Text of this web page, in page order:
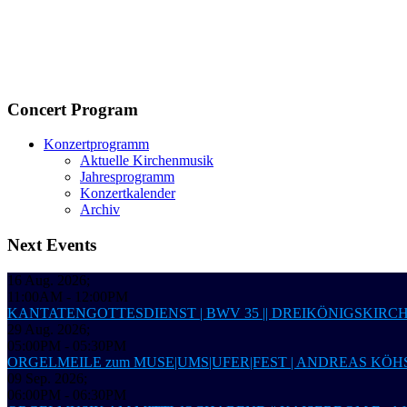
Concert Program
Konzertprogramm
Aktuelle Kirchenmusik
Jahresprogramm
Konzertkalender
Archiv
Next Events
16 Aug. 2026;
11:00AM - 12:00PM
KANTATENGOTTESDIENST | BWV 35 ||
29 Aug. 2026;
05:00PM - 05:30PM
ORGELMEILE zum MUSE|UMS|UFER|FEST | ANDREAS
09 Sep. 2026;
06:00PM - 06:30PM